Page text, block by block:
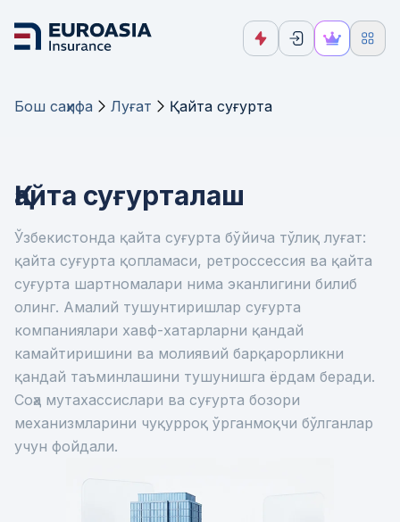
Бош саҳифа Луғат Қайта суғурта
Қайта суғурталаш
Ўзбекистонда қайта суғурта бўйича тўлиқ луғат:
қайта суғурта қопламаси, ретроссессия ва қайта
суғурта шартномалари нима эканлигини билиб
олинг. Амалий тушунтиришлар суғурта
компаниялари хавф-хатарларни қандай
камайтиришини ва молиявий барқарорликни
қандай таъминлашини тушунишга ёрдам беради.
Соҳа мутахассислари ва суғурта бозори
механизмларини чуқурроқ ўрганмоқчи бўлганлар
учун фойдали.